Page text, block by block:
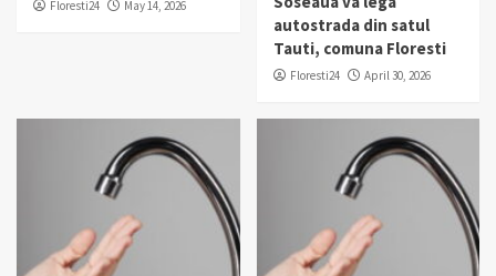
Floresti24 May 14, 2026
autostrada din satul
Tauti, comuna Floresti
Floresti24 April 30, 2026